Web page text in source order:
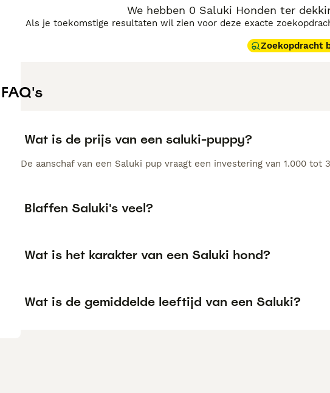
We hebben 0 Saluki Honden ter
Als je toekomstige resultaten wil zien voor deze exacte
Zoekopdracht
FAQ's
Wat is de prijs van een saluki-puppy?
De aanschaf van een Saluki pup vraagt een investering van 1.000 tot
Blaffen Saluki's veel?
Wat is het karakter van een Saluki hond?
Wat is de gemiddelde leeftijd van een Saluki?